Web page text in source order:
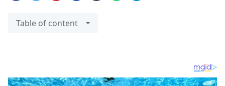
Table of content